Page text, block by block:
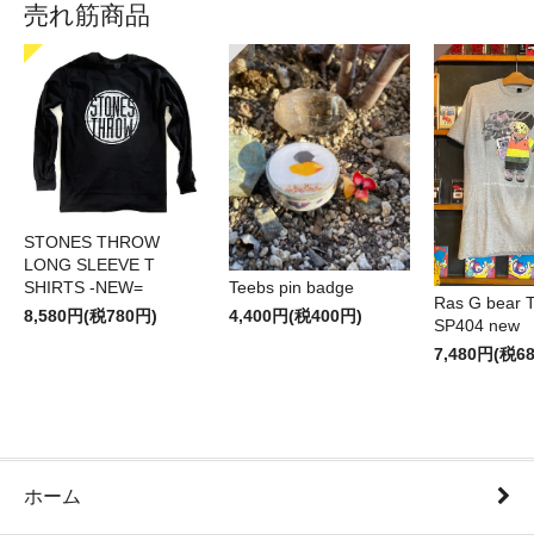
売れ筋商品
STONES THROW
LONG SLEEVE T
SHIRTS -NEW=
8,580円(税780円)
Teebs pin badge
4,400円(税400円)
Ras G bear
SP404 new
7,480円(税
ホーム